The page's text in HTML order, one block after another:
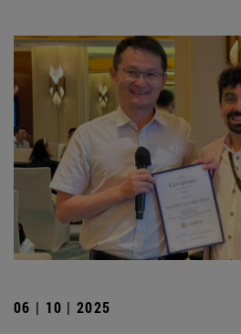
06 | 10 | 2025